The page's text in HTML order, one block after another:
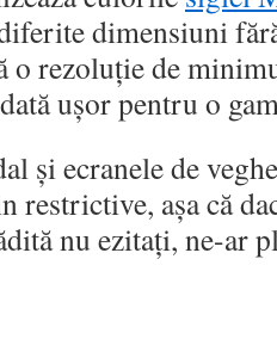
dimensiuni
o rezoluție de
ușor pentru o
și ecranele de
restrictive, așa că
nu ezitați, ne-ar